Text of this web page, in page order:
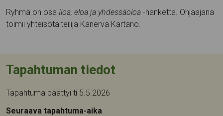
Ryhmä on osa Iloa, eloa ja yhdessäoloa -hanketta. Ohjaajana
toimii yhteisötaiteilija Kanerva Kartano.
Tapahtuman tiedot
Tapahtuma päättyi ti 5.5.2026
Seuraava tapahtuma-aika